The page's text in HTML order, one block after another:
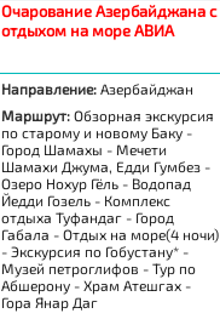
Очарование Азербайджана с
отдыхом на море АВИА
Направление:Азербайджан
Маршрут:Обзорная экскурсия
по старому и новому Баку -
Город Шамахы - Мечети
Шамахи Джума, Едди Гумбез -
Озеро Нохур Гёль - Водопад
Йедди Гозель - Комплекс
отдыха Туфандаг - Город
Габала - Отдых на море(4 ночи)
- Экскурсия по Гобустану* -
Музей петроглифов - Тур по
Абшерону - Храм Атешгах -
Гора Янар Даг